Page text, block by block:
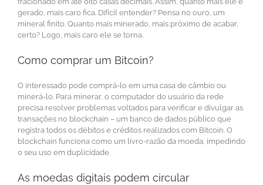
gerado, mais caro fica. Difícil entender? Pensa no ouro, um
mineral finito. Quanto mais minerado, mais próximo de acabar,
certo? Logo, mais caro ele se torna.
Como comprar um Bitcoin?
O interessado pode comprá-lo em uma casa de câmbio ou
minerá-lo. Para minerar, o computador do usuário da rede
precisa resolver problemas voltados para verificar e divulgar as
transações no blockchain – um banco de dados público que
registra todos os débitos e créditos realizados com Bitcoin. O
blockchain funciona como um livro-razão da moeda, impedindo
o seu uso em duplicidade.
As moedas digitais podem circular